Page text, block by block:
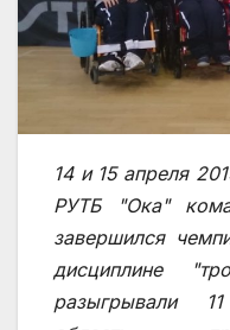
14 и 15 апреля
РУТБ "Ока"
завершился
дисциплине
разыгрывали